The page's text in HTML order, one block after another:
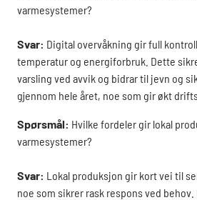
varmesystemer?
Svar: Digital overvåkning gir full
temperatur og energiforbruk. Dette
varsling ved avvik og bidrar til jevn og
gjennom hele året, noe som gir økt
Spørsmål: Hvilke fordeler gir lokal
varmesystemer?
Svar: Lokal produksjon gir kort vei til
noe som sikrer rask respons ved